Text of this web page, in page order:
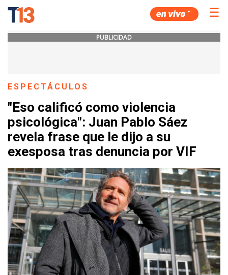
☰
PUBLICIDAD
ESPECTÁCULOS
"Eso calificó como violencia
psicológica": Juan Pablo Sáez
revela frase que le dijo a su
exesposa tras denuncia por VIF